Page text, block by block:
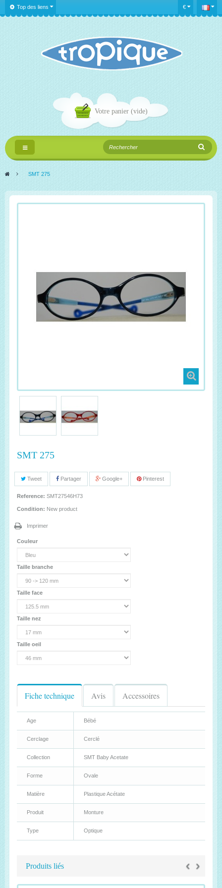
€
Top des liens
Votre panier (vide)
Navigation
bascule
> SMT 275
SMT 275
Tweet Partager Google+ Pinterest
Reference: SMT27546H73
Condition: New product
Imprimer
Couleur
Taille branche
Taille face
Taille nez
Taille oeil
Fiche technique Avis Accessoires
Age Bébé
Cerclage Cerclé
Collection SMT Baby Acetate
Forme Ovale
Matière Plastique Acétate
Produit Monture
Type Optique
Produits liés ‹ ›